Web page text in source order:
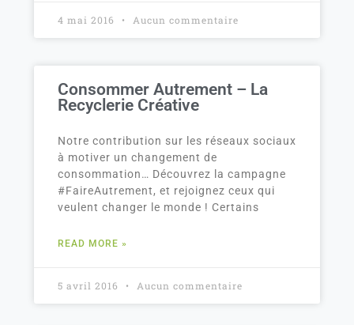
4 mai 2016 Aucun commentaire
Consommer Autrement – La
Recyclerie Créative
Notre contribution sur les réseaux sociaux
à motiver un changement de
consommation… Découvrez la campagne
#FaireAutrement, et rejoignez ceux qui
veulent changer le monde ! Certains
READ MORE »
5 avril 2016 Aucun commentaire